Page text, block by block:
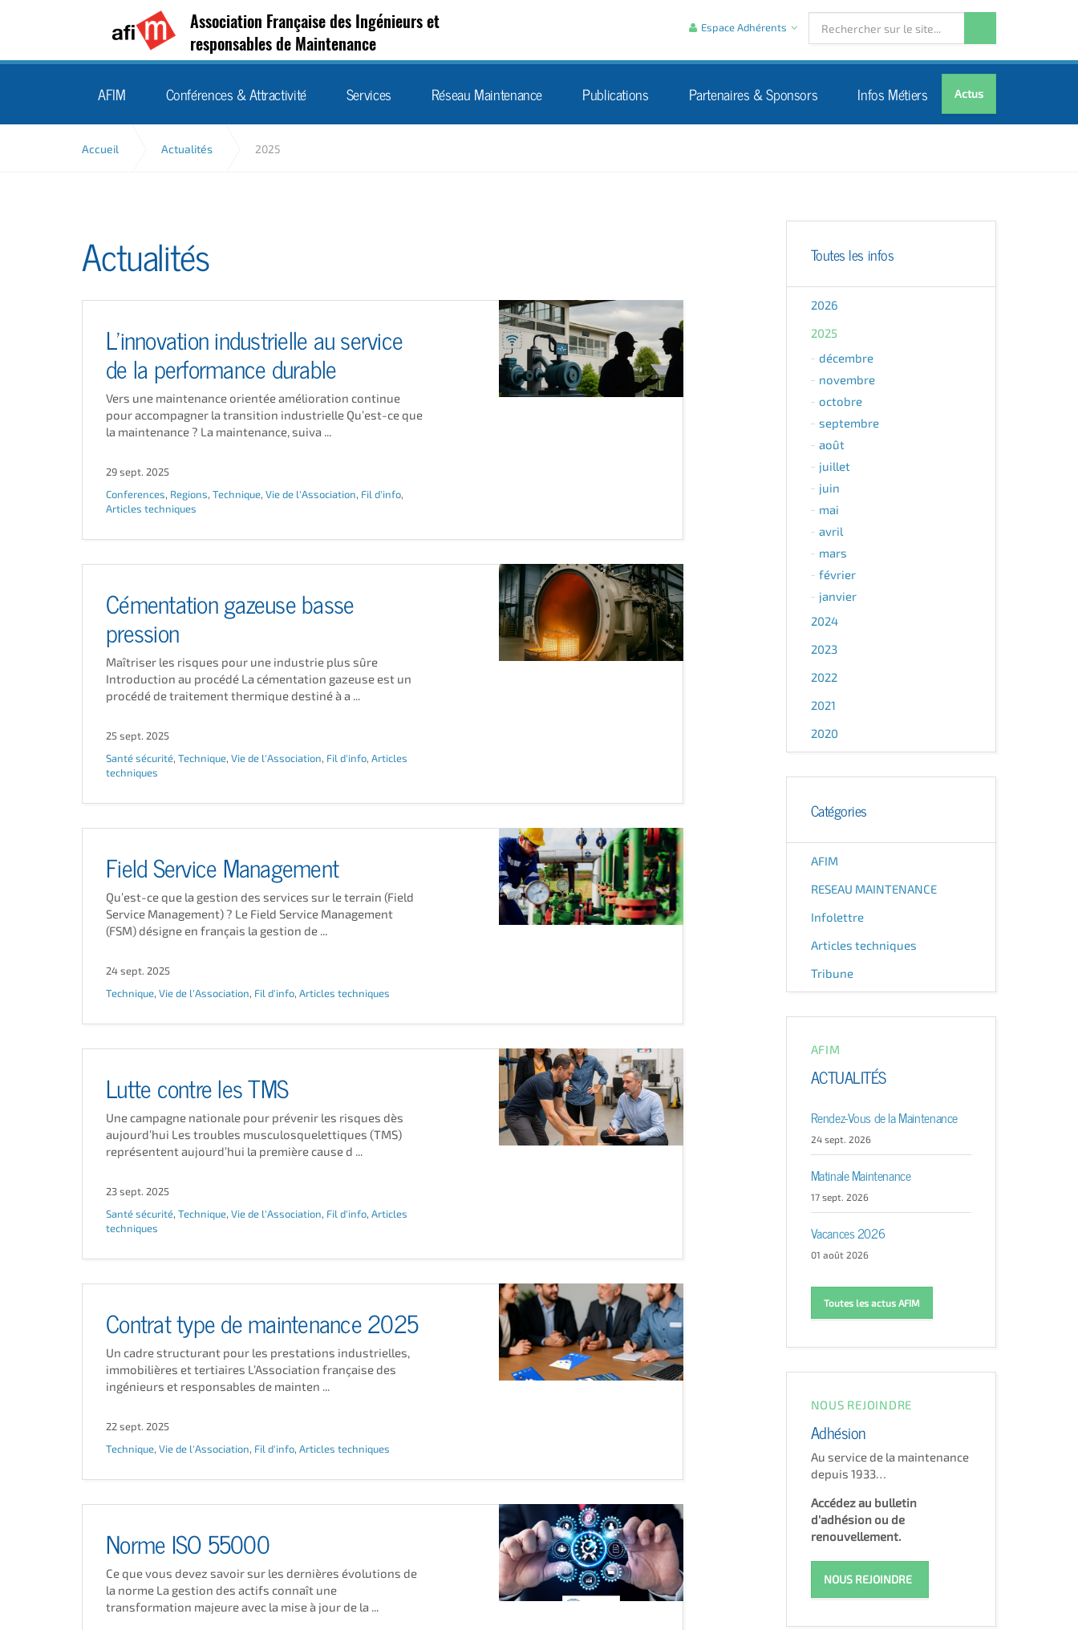
Association Française des Ingénieurs et
responsables de Maintenance
Actus
AFIM Conférences & Attractivité Services Réseau Maintenance Publications Partenaires & Sponsors Infos Métiers
Espace Adhérents
Accueil Actualités 2025
Actualités
L’innovation industrielle au service
de la performance durable
Vers une maintenance orientée amélioration continue
pour accompagner la transition industrielle Qu’est-ce que
la maintenance ? La maintenance, suiva ...
29 sept. 2025
Conferences, Regions, Technique, Vie de l'Association, Fil d'info,
Articles techniques
Cémentation gazeuse basse
pression
Maîtriser les risques pour une industrie plus sûre
Introduction au procédé La cémentation gazeuse est un
procédé de traitement thermique destiné à a ...
25 sept. 2025
Santé sécurité, Technique, Vie de l'Association, Fil d'info, Articles
techniques
Field Service Management
Qu’est-ce que la gestion des services sur le terrain (Field
Service Management) ? Le Field Service Management
(FSM) désigne en français la gestion de ...
24 sept. 2025
Technique, Vie de l'Association, Fil d'info, Articles techniques
Lutte contre les TMS
Une campagne nationale pour prévenir les risques dès
aujourd’hui Les troubles musculosquelettiques (TMS)
représentent aujourd’hui la première cause d ...
23 sept. 2025
Santé sécurité, Technique, Vie de l'Association, Fil d'info, Articles
techniques
Contrat type de maintenance 2025
Un cadre structurant pour les prestations industrielles,
immobilières et tertiaires L’Association française des
ingénieurs et responsables de mainten ...
22 sept. 2025
Technique, Vie de l'Association, Fil d'info, Articles techniques
Norme ISO 55000
Ce que vous devez savoir sur les dernières évolutions de
la norme La gestion des actifs connaît une
transformation majeure avec la mise à jour de la ...
Toutes les infos
2026
2025
décembre
novembre
octobre
septembre
août
juillet
juin
mai
avril
mars
février
janvier
2024
2023
2022
2021
2020
Catégories
AFIM
RESEAU MAINTENANCE
Infolettre
Articles techniques
Tribune
AFIM
ACTUALITÉS
Rendez-Vous de la Maintenance
24 sept. 2026
Matinale Maintenance
17 sept. 2026
Vacances 2026
01 août 2026
Toutes les actus AFIM
NOUS REJOINDRE
Adhésion
Au service de la maintenance
depuis 1933…
Accédez au bulletin
d'adhésion ou de
renouvellement.
NOUS REJOINDRE